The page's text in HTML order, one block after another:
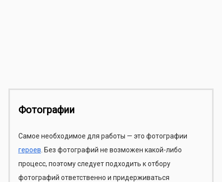
Фотографии
Самое необходимое для работы — это фотографии
героев . Без фотографий не возможен какой-либо
процесс, поэтому следует подходить к отбору
фотографий ответственно и придерживаться